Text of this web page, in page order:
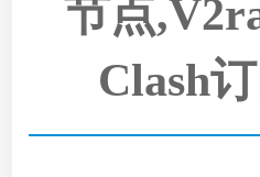
节点
Clash